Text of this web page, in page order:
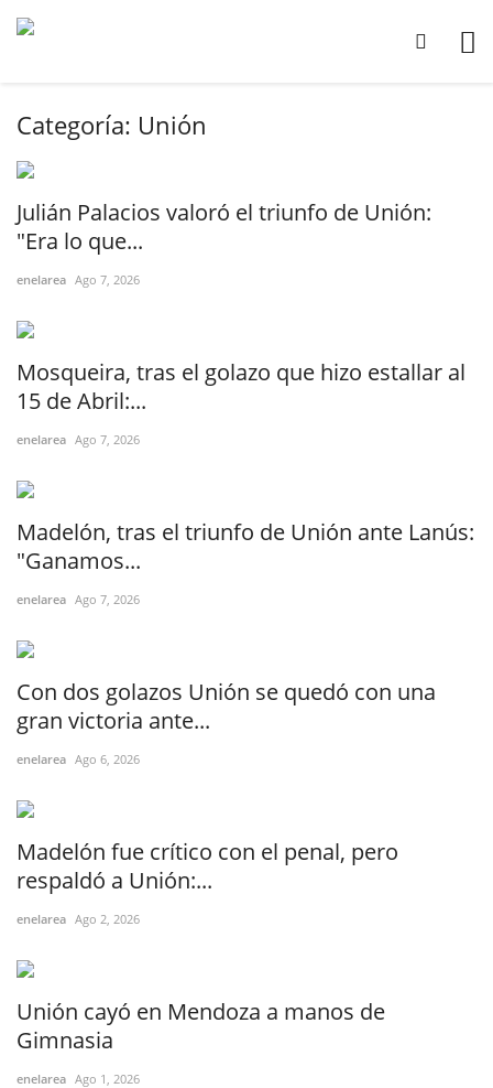
Categoría: Unión
Julián Palacios valoró el triunfo de Unión:
"Era lo que...
enelarea Ago 7, 2026
Mosqueira, tras el golazo que hizo estallar al
15 de Abril:...
enelarea Ago 7, 2026
Madelón, tras el triunfo de Unión ante Lanús:
"Ganamos...
enelarea Ago 7, 2026
Con dos golazos Unión se quedó con una
gran victoria ante...
enelarea Ago 6, 2026
Madelón fue crítico con el penal, pero
respaldó a Unión:...
enelarea Ago 2, 2026
Unión cayó en Mendoza a manos de
Gimnasia
enelarea Ago 1, 2026